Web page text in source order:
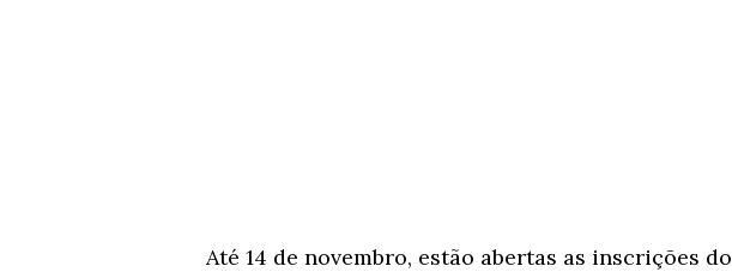
Até 14 de novembro, estão abertas as inscrições